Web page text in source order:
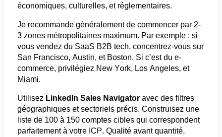
économiques, culturelles, et réglementaires.
Je recommande généralement de commencer par 2-
3 zones métropolitaines maximum. Par exemple : si
vous vendez du SaaS B2B tech, concentrez-vous sur
San Francisco, Austin, et Boston. Si c’est du e-
commerce, privilégiez New York, Los Angeles, et
Miami.
Utilisez LinkedIn Sales Navigatoravec des filtres
géographiques et sectoriels précis. Construisez une
liste de 100 à 150 comptes cibles qui correspondent
parfaitement à votre ICP. Qualité avant quantité,